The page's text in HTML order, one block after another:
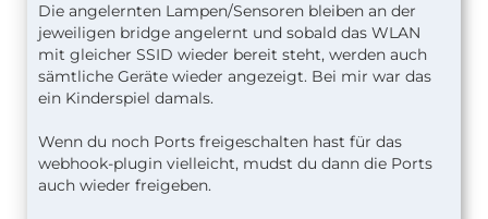
Die angelernten Lampen/Sensoren bleiben an der
jeweiligen bridge angelernt und sobald das WLAN
mit gleicher SSID wieder bereit steht, werden auch
sämtliche Geräte wieder angezeigt. Bei mir war das
ein Kinderspiel damals.
Wenn du noch Ports freigeschalten hast für das
webhook-plugin vielleicht, mudst du dann die Ports
auch wieder freigeben.